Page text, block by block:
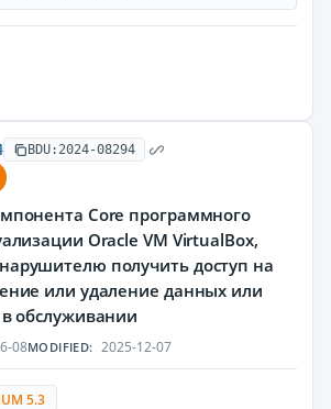
BDU:2024-08294
Core программного
Oracle VM VirtualBox,
получить доступ на
или удаление данных или
обслуживании
08MODIFIED: 2025-12-07
5.3